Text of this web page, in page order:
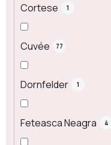
Cortese 1
Cuvée 77
Dornfelder 1
Feteasca Neagra 4